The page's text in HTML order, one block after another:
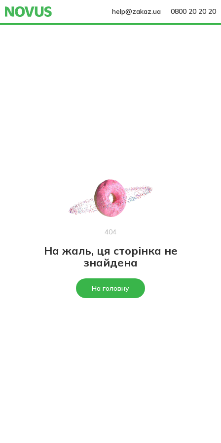
help@zakaz.ua 0800 20 20 20
404
На жаль, ця сторінка не
знайдена
На головну